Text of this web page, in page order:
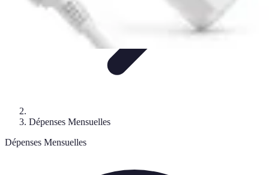
Dépenses Mensuelles
Dépenses Mensuelles